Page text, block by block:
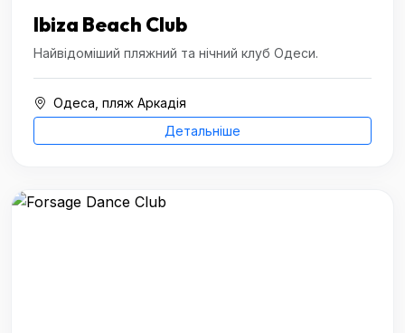
Ibiza Beach Club
Найвідоміший пляжний та нічний клуб Одеси.
Одеса, пляж Аркадія
Детальніше